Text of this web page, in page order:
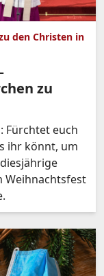
den Christen in
zu
Fürchtet euch
ihr könnt, um
Weihnachtsfest